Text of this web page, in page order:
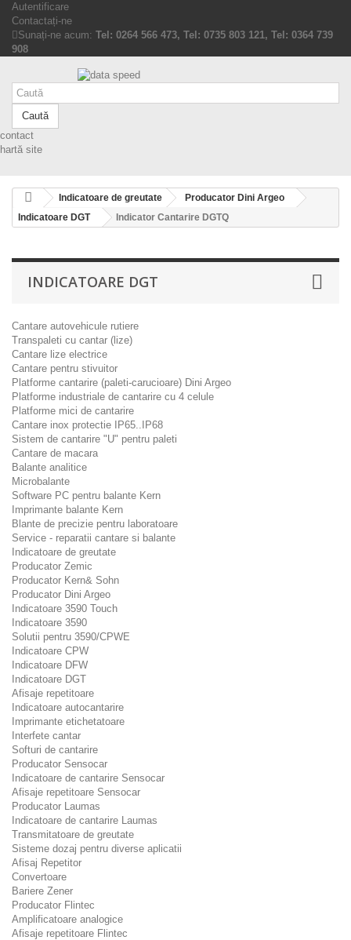
Autentificare
Contactați-ne
Sunați-ne acum: Tel: 0264 566 473, Tel: 0735 803 121, Tel: 0364 739
908
Caută
contact
hartă site
Indicatoare de greutate
Producator Dini Argeo
Indicatoare DGT
Indicator Cantarire DGTQ
INDICATOARE DGT
Cantare autovehicule rutiere
Transpaleti cu cantar (lize)
Cantare lize electrice
Cantare pentru stivuitor
Platforme cantarire (paleti-carucioare) Dini Argeo
Platforme industriale de cantarire cu 4 celule
Platforme mici de cantarire
Cantare inox protectie IP65..IP68
Sistem de cantarire "U" pentru paleti
Cantare de macara
Balante analitice
Microbalante
Software PC pentru balante Kern
Imprimante balante Kern
Blante de precizie pentru laboratoare
Service - reparatii cantare si balante
Indicatoare de greutate
Producator Zemic
Producator Kern& Sohn
Producator Dini Argeo
Indicatoare 3590 Touch
Indicatoare 3590
Solutii pentru 3590/CPWE
Indicatoare CPW
Indicatoare DFW
Indicatoare DGT
Afisaje repetitoare
Indicatoare autocantarire
Imprimante etichetatoare
Interfete cantar
Softuri de cantarire
Producator Sensocar
Indicatoare de cantarire Sensocar
Afisaje repetitoare Sensocar
Producator Laumas
Indicatoare de cantarire Laumas
Transmitatoare de greutate
Sisteme dozaj pentru diverse aplicatii
Afisaj Repetitor
Convertoare
Bariere Zener
Producator Flintec
Amplificatoare analogice
Afisaje repetitoare Flintec